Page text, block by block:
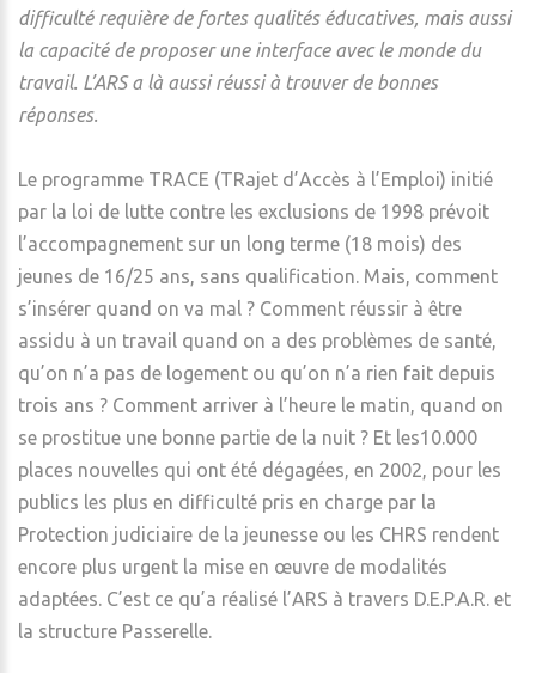
difficulté requière de fortes qualités éducatives, mais aussi
la capacité de proposer une interface avec le monde du
travail. L’ARS a là aussi réussi à trouver de bonnes
réponses.
Le programme TRACE (TRajet d’Accès à l’Emploi) initié
par la loi de lutte contre les exclusions de 1998 prévoit
l’accompagnement sur un long terme (18 mois) des
jeunes de 16/25 ans, sans qualification. Mais, comment
s’insérer quand on va mal ? Comment réussir à être
assidu à un travail quand on a des problèmes de santé,
qu’on n’a pas de logement ou qu’on n’a rien fait depuis
trois ans ? Comment arriver à l’heure le matin, quand on
se prostitue une bonne partie de la nuit ? Et les10.000
places nouvelles qui ont été dégagées, en 2002, pour les
publics les plus en difficulté pris en charge par la
Protection judiciaire de la jeunesse ou les CHRS rendent
encore plus urgent la mise en œuvre de modalités
adaptées. C’est ce qu’a réalisé l’ARS à travers D.E.P.A.R. et
la structure Passerelle.